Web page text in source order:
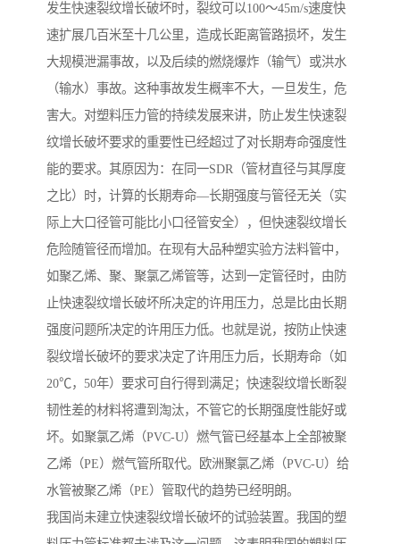
发生快速裂纹增长破坏时，裂纹可以100～45m/s速度快
速扩展几百米至十几公里，造成长距离管路损坏，发生
大规模泄漏事故，以及后续的燃烧爆炸（输气）或洪水
（输水）事故。这种事故发生概率不大，一旦发生，危
害大。对塑料压力管的持续发展来讲，防止发生快速裂
纹增长破坏要求的重要性已经超过了对长期寿命强度性
能的要求。其原因为：在同一SDR（管材直径与其厚度
之比）时，计算的长期寿命—长期强度与管径无关（实
际上大口径管可能比小口径管安全），但快速裂纹增长
危险随管径而增加。在现有大品种塑实验方法料管中，
如聚乙烯、聚、聚氯乙烯管等，达到一定管径时，由防
止快速裂纹增长破坏所决定的许用压力，总是比由长期
强度问题所决定的许用压力低。也就是说，按防止快速
裂纹增长破坏的要求决定了许用压力后，长期寿命（如
20℃，50年）要求可自行得到满足；快速裂纹增长断裂
韧性差的材料将遭到淘汰，不管它的长期强度性能好或
坏。如聚氯乙烯（PVC-U）燃气管已经基本上全部被聚
乙烯（PE）燃气管所取代。欧洲聚氯乙烯（PVC-U）给
水管被聚乙烯（PE）管取代的趋势已经明朗。
我国尚未建立快速裂纹增长破坏的试验装置。我国的塑